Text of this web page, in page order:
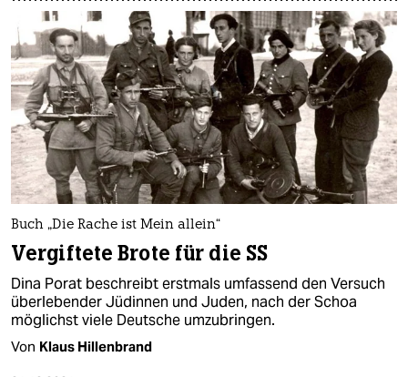
Buch „Die Rache ist Mein allein“
Vergiftete Brote für die SS
Dina Porat beschreibt erstmals umfassend den Versuch
überlebender Jüdinnen und Juden, nach der Schoa
möglichst viele Deutsche umzubringen.
Von Klaus Hillenbrand